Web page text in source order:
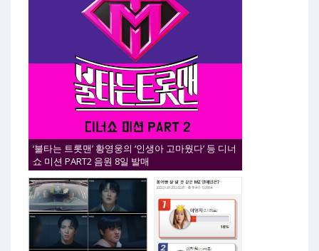
‘불타는 트롯맨’ 황영웅의 ‘인생아 고마웠다’ 등 디너
쇼 미션 PART2 음원 8일 발매